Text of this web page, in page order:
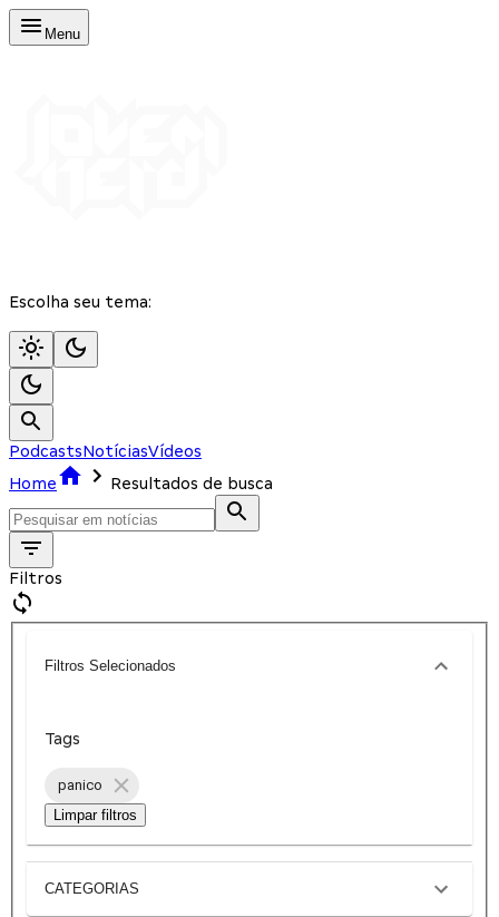
Menu
Escolha seu tema:
PodcastsNotíciasVídeos
Home
Resultados de busca
Filtros
Filtros Selecionados
Tags
panico
Limpar filtros
CATEGORIAS